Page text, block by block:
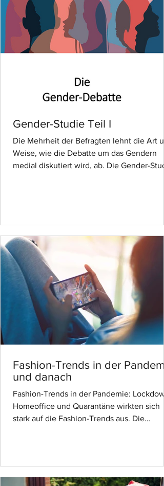
Gender-Studie Teil I
Die Mehrheit der Befragten lehnt die Art
Weise, wie die Debatte um das Gendern
medial diskutiert wird, ab. Die Gender-
Unternehmen und Organisationen. So
sich beim Gendern im alltäglichen
Sprachgebrauch deutliche Generationen-
und Geschlechterunterschiede finden. Das
Alter und die Geschlechtszugehörigkei
Fashion-Trends in der
und danach
Fashion-Trends in der Pandemie:
Homeoffice und Quarantäne wirkten sich
stark auf die Fashion-Trends aus. Die